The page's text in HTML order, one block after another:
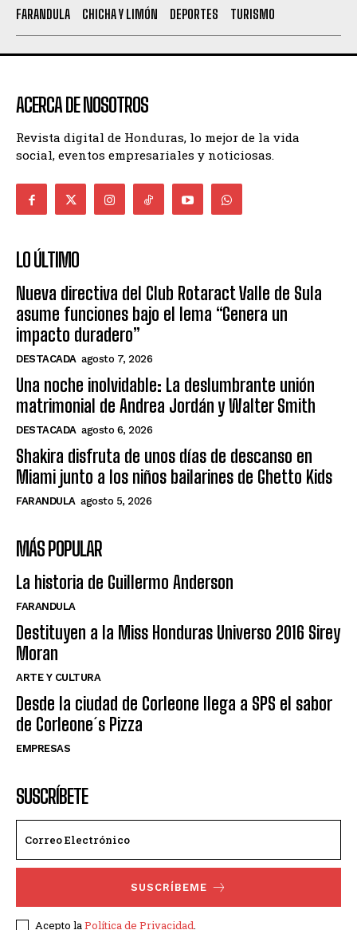
FARANDULA
CHICHA Y LIMÓN DEPORTES TURISMO
ACERCA DE NOSOTROS
Revista digital de Honduras, lo mejor de la vida
social, eventos empresariales y noticiosas.
LO ÚLTIMO
Nueva directiva del Club Rotaract Valle de Sula
asume funciones bajo el lema “Genera un
impacto duradero”
DESTACADA agosto 7, 2026
Una noche inolvidable: La deslumbrante unión
matrimonial de Andrea Jordán y Walter Smith
DESTACADA agosto 6, 2026
Shakira disfruta de unos días de descanso en
Miami junto a los niños bailarines de Ghetto Kids
FARANDULA agosto 5, 2026
MÁS POPULAR
La historia de Guillermo Anderson
FARANDULA
Destituyen a la Miss Honduras Universo 2016 Sirey
Moran
ARTE Y CULTURA
Desde la ciudad de Corleone llega a SPS el sabor
de Corleone´s Pizza
EMPRESAS
SUSCRÍBETE
SUSCRÍBEME
Acepto laPolítica de Privacidad.